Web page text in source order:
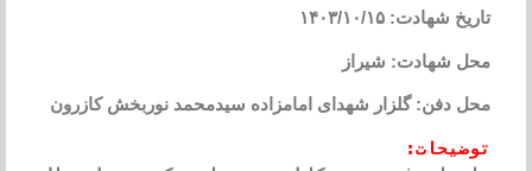
تاریخ شهادت: ۱۴۰۳/۱۰/۱۵
محل شهادت: شیراز
محل دفن: گلزار شهدای امامزاده سیدمحمد نوربخش کازرون
توضیحات: